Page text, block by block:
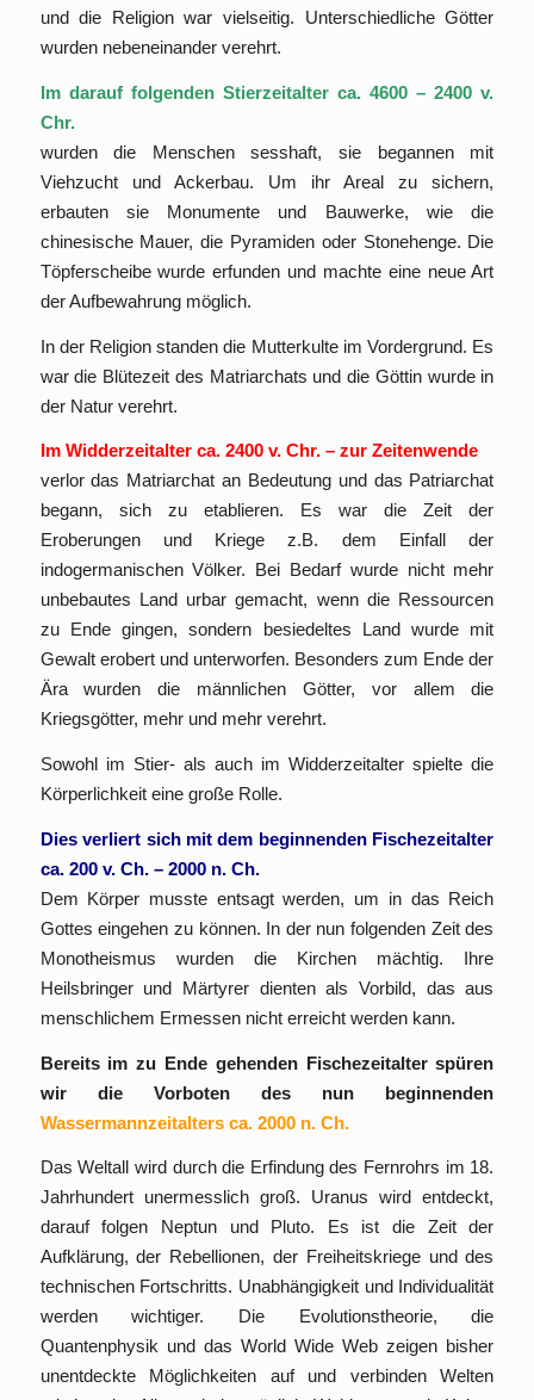
und die Religion war vielseitig. Unterschiedliche Götter
wurden nebeneinander verehrt.
Im darauf folgenden Stierzeitalter ca. 4600 – 2400 v.
Chr.
wurden die Menschen sesshaft, sie begannen mit
Viehzucht und Ackerbau. Um ihr Areal zu sichern,
erbauten sie Monumente und Bauwerke, wie die
chinesische Mauer, die Pyramiden oder Stonehenge. Die
Töpferscheibe wurde erfunden und machte eine neue Art
der Aufbewahrung möglich.
In der Religion standen die Mutterkulte im Vordergrund. Es
war die Blütezeit des Matriarchats und die Göttin wurde in
der Natur verehrt.
Im Widderzeitalter ca. 2400 v. Chr. – zur Zeitenwende
verlor das Matriarchat an Bedeutung und das Patriarchat
begann, sich zu etablieren. Es war die Zeit der
Eroberungen und Kriege z.B. dem Einfall der
indogermanischen Völker. Bei Bedarf wurde nicht mehr
unbebautes Land urbar gemacht, wenn die Ressourcen
zu Ende gingen, sondern besiedeltes Land wurde mit
Gewalt erobert und unterworfen. Besonders zum Ende der
Ära wurden die männlichen Götter, vor allem die
Kriegsgötter, mehr und mehr verehrt.
Sowohl im Stier- als auch im Widderzeitalter spielte die
Körperlichkeit eine große Rolle.
Dies verliert sich mit dem beginnenden Fischezeitalter
ca. 200 v. Ch. – 2000 n. Ch.
Dem Körper musste entsagt werden, um in das Reich
Gottes eingehen zu können. In der nun folgenden Zeit des
Monotheismus wurden die Kirchen mächtig. Ihre
Heilsbringer und Märtyrer dienten als Vorbild, das aus
menschlichem Ermessen nicht erreicht werden kann.
Bereits im zu Ende gehenden Fischezeitalter spüren
wir die Vorboten des nun beginnenden
Wassermannzeitalters ca. 2000 n. Ch.
Das Weltall wird durch die Erfindung des Fernrohrs im 18.
Jahrhundert unermesslich groß. Uranus wird entdeckt,
darauf folgen Neptun und Pluto. Es ist die Zeit der
Aufklärung, der Rebellionen, der Freiheitskriege und des
technischen Fortschritts. Unabhängigkeit und Individualität
werden wichtiger. Die Evolutionstheorie, die
Quantenphysik und das World Wide Web zeigen bisher
unentdeckte Möglichkeiten auf und verbinden Welten